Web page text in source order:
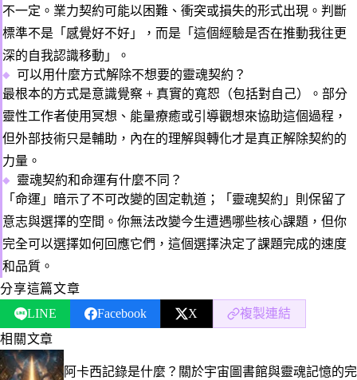
不一定。業力契約可能以困難、衝突或損失的形式出現。判斷
標準不是「感覺好不好」，而是「這個經驗是否在推動我往更
深的自我認識移動」。
可以用什麼方式解除不想要的靈魂契約？
最根本的方式是意識覺察 + 真實的寬恕 （包括對自己）。部分
靈性工作者使用冥想、能量療癒或引導觀想來協助這個過程，
但外部技術只是輔助，內在的理解與轉化才是真正解除契約的
力量。
靈魂契約和命運有什麼不同？
「命運」暗示了不可改變的固定軌道；「靈魂契約」則保留了
意志與選擇的空間。你無法改變今生遭遇哪些核心課題，但你
完全可以選擇如何回應它們，這個選擇決定了課題完成的速度
和品質。
分享這篇文章
LINE
Facebook X
複製連結
相關文章
阿卡西記錄是什麼？關於宇宙圖書館與靈魂記憶的完